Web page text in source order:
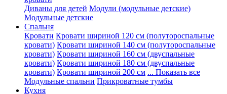
Диваны для детей Модули (модульные детские)
Модульные детские
Спальня
Кровати Кровати шириной 120 см (полутороспальные
кровати) Кровати шириной 140 см (полутороспальные
кровати) Кровати шириной 160 см (двуспальные
кровати) Кровати шириной 180 см (двуспальные
кровати) Кровати шириной 200 см ... Показать все
Модульные спальни Прикроватные тумбы
Кухня